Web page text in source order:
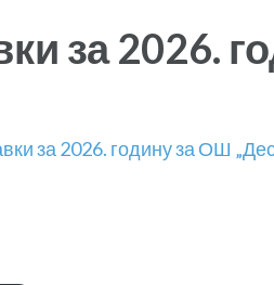
за 2026.
за 2026. годину за ОШ